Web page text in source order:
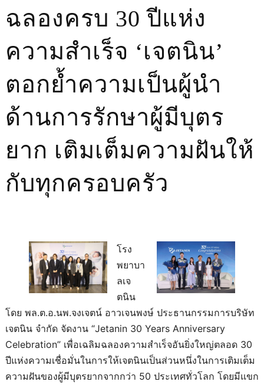
ฉลองครบ 30 ปีแห่ง
ความสำเร็จ ‘เจตนิน’
ตอกย้ำความเป็นผู้นำ
ด้านการรักษาผู้มีบุตร
ยาก เติมเต็มความฝันให้
กับทุกครอบครัว
โรง
พยาบา
ลเจ
ตนิน
โดย พล.ต.อ.นพ.จงเจตน์ อาวเจนพงษ์ ประธานกรรมการบริษัท
เจตนิน จำกัด จัดงาน “Jetanin 30 Years Anniversary
Celebration” เพื่อเฉลิมฉลองความสำเร็จอันยิ่งใหญ่ตลอด 30
ปีแห่งความเชื่อมั่นในการให้เจตนินเป็นส่วนหนึ่งในการเติมเต็ม
ความฝันของผู้มีบุตรยากจากกว่า 50 ประเทศทั่วโลก โดยมีแขก